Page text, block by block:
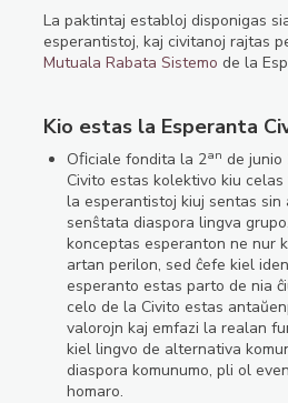
La paktintaj establoj disponigas
esperantistoj, kaj civitanoj rajtas
Mutuala Rabata Sistemo de la
Kio estas la Esperanta
Oﬁciale fondita la 2an de junio
Civito estas kolektivo kiu
la esperantistoj kiuj sentas
senŝtata diaspora lingva
konceptas esperanton ne nur
artan perilon, sed ĉefe kiel
esperanto estas parto de nia
celo de la Civito estas
valorojn kaj emfazi la realan
kiel lingvo de alternativa
diaspora komunumo, pli ol
homaro.